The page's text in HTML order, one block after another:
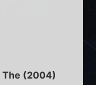
The (2004)